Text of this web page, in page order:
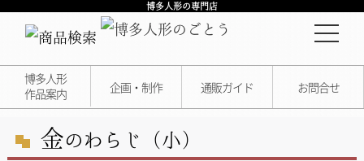
博多人形の専門店
博多人形
作品案内
企画・制作 通販ガイド お問合せ
金のわらじ（小）